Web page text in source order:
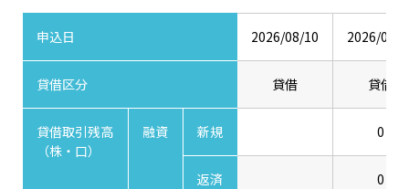
申込日 2026/08/10 2026/08/
貸借区分 貸借 貸借
貸借取引残高
（株・口）
融資 新規 0
返済 0